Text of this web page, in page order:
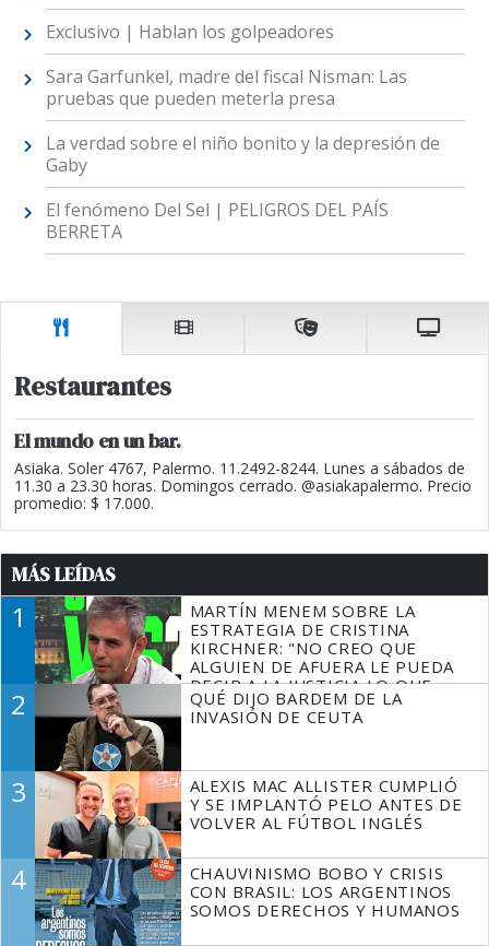
Exclusivo | Hablan los golpeadores
Sara Garfunkel, madre del fiscal Nisman: Las
pruebas que pueden meterla presa
La verdad sobre el niño bonito y la depresión de
Gaby
El fenómeno Del Sel | PELIGROS DEL PAÍS
BERRETA
Restaurantes
El mundo en un bar.
Asiaka. Soler 4767, Palermo. 11.2492-8244. Lunes a sábados de
11.30 a 23.30 horas. Domingos cerrado. @asiakapalermo. Precio
promedio: $ 17.000.
MÁS LEÍDAS
1
MARTÍN MENEM SOBRE LA
ESTRATEGIA DE CRISTINA
KIRCHNER: "NO CREO QUE
ALGUIEN DE AFUERA LE PUEDA
DECIR A LA JUSTICIA LO QUE
TIENE QUE HACER"
2
QUÉ DIJO BARDEM DE LA
INVASIÓN DE CEUTA
3
ALEXIS MAC ALLISTER CUMPLIÓ
Y SE IMPLANTÓ PELO ANTES DE
VOLVER AL FÚTBOL INGLÉS
4
CHAUVINISMO BOBO Y CRISIS
CON BRASIL: LOS ARGENTINOS
SOMOS DERECHOS Y HUMANOS